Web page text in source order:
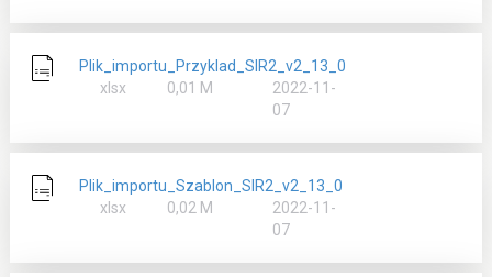
Plik_importu_Przyklad_SIR2_v2_13_0
xlsx
rozmiar
0,01 M
2022-11-
07
Plik_importu_Szablon_SIR2_v2_13_0
xlsx
rozmiar
0,02 M
2022-11-
07